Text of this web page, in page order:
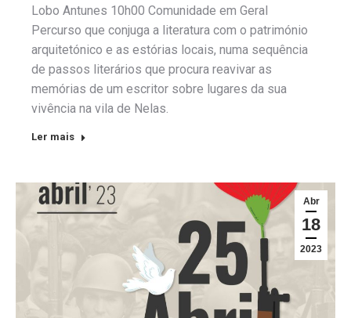
Lobo Antunes 10h00 Comunidade em Geral
Percurso que conjuga a literatura com o património
arquitetónico e as estórias locais, numa sequência
de passos literários que procura reavivar as
memórias de um escritor sobre lugares da sua
vivência na vila de Nelas.
Ler mais
Abr
18
2023